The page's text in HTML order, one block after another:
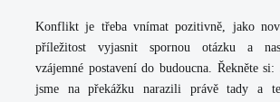
Konflikt je třeba vnímat pozitivně, jako
příležitost vyjasnit spornou otázku a
vzájemné postavení do budoucna. Řekněte si:
jsme na překážku narazili právě tady a